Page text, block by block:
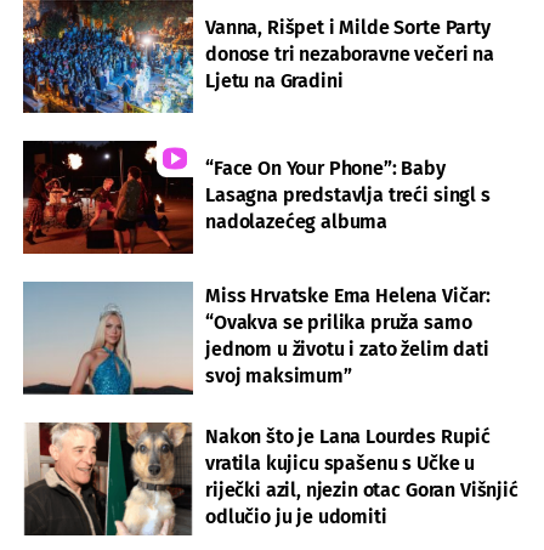
Vanna, Rišpet i Milde Sorte Party
donose tri nezaboravne večeri na
Ljetu na Gradini
“Face On Your Phone”: Baby
Lasagna predstavlja treći singl s
nadolazećeg albuma
Miss Hrvatske Ema Helena Vičar:
“Ovakva se prilika pruža samo
jednom u životu i zato želim dati
svoj maksimum”
Nakon što je Lana Lourdes Rupić
vratila kujicu spašenu s Učke u
riječki azil, njezin otac Goran Višnjić
odlučio ju je udomiti